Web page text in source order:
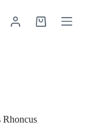
Shopping
Rhoncus